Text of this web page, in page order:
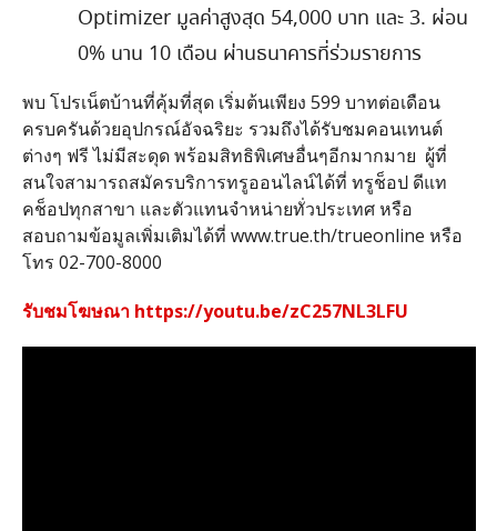
Optimizer มูลค่าสูงสุด 54,000 บาท และ3. ผ่อน
0% นาน 10 เดือน ผ่านธนาคารที่ร่วมรายการ
พบ โปรเน็ตบ้านที่คุ้มที่สุด เริ่มต้นเพียง 599 บาทต่อเดือน
ครบครันด้วยอุปกรณ์อัจฉริยะ รวมถึงได้รับชมคอนเทนต์
ต่างๆ ฟรี ไม่มีสะดุด พร้อมสิทธิพิเศษอื่นๆอีกมากมาย ผู้ที่
สนใจสามารถสมัครบริการทรูออนไลน์ได้ที่ ทรูช็อป ดีแท
คช็อปทุกสาขา และตัวแทนจําหน่ายทั่วประเทศ หรือ
สอบถามข้อมูลเพิ่มเติมได้ที่ www.true.th/trueonline หรือ
โทร 02-700-8000
รับชมโฆษณาhttps://youtu.be/zC257NL3LFU